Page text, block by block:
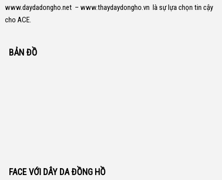
www.daydadongho.net – www.thaydaydongho.vn là sự lựa chọn tin cậy
cho ACE.
BẢN ĐỒ
FACE VỚI DÂY DA ĐỒNG HỒ